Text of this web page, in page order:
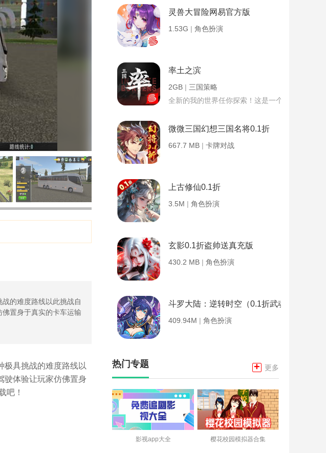
的难度路线以此挑战自
置身于真实的卡车运输
极具挑战的难度路线以
驶体验让玩家仿佛置身
吧！
灵兽大冒险网易官方版
1.53G | 角色扮演
率土之滨
2GB | 三国策略
全新的我的世界任你探索！这是一个小提示字段。
微微三国幻想三国名将0.1折
667.7 MB | 卡牌对战
上古修仙0.1折
3.5M | 角色扮演
玄影0.1折盗帅送真充版
430.2 MB | 角色扮演
斗罗大陆：逆转时空（0.1折武魂觉醒）
409.94M | 角色扮演
热门专题 + 更多
影视app大全 樱花校园模拟器合集